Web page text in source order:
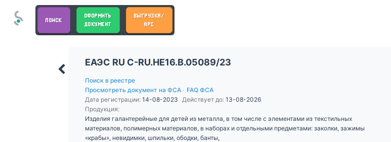
ПОИСК
ОФОРМИТЬ
ДОКУМЕНТ
ВЫГРУЗКА/
API
ЕАЭС RU С-RU.НЕ16.В.05089/23
Поиск в реестре
Просмотреть документ на ФСА · FAQ ФСА
Дата регистрации: 14-08-2023 Действует до: 13-08-2026
Продукция:
Изделия галантерейные для детей из металла, в том числе с элементами из текстильных
материалов, полимерных материалов, в наборах и отдельными предметами: заколки, зажимы
«крабы», невидимки, шпильки, ободки, банты,